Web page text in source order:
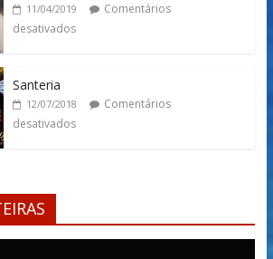
11/04/2019
Comentários
desativados
Santeria
12/07/2018
Comentários
desativados